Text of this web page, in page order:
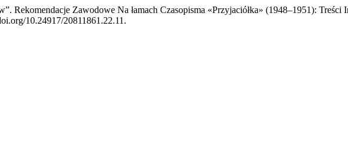
Rekomendacje Zawodowe Na łamach Czasopisma «Przyjaciółka» (1948–1951): Treści
10.24917/20811861.22.11.